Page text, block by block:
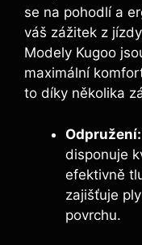
se na pohodlí a
váš zážitek z
Modely Kugoo
maximální
to díky několika
Odpružení:
disponuje
efektivně
zajišťuje
povrchu.